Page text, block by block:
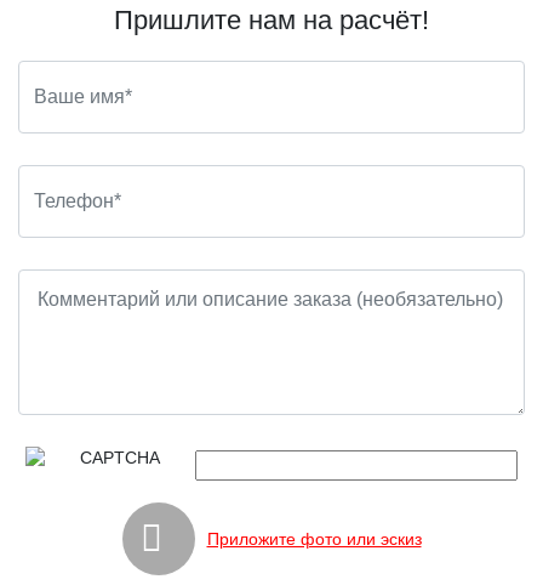
Пришлите нам на расчёт!
Приложите фото или эскиз